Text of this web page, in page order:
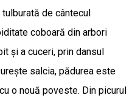
de cântecul
coboară din arbori
și a cuceri, prin dansul
salcia, pădurea este
o nouă poveste. Din picurul